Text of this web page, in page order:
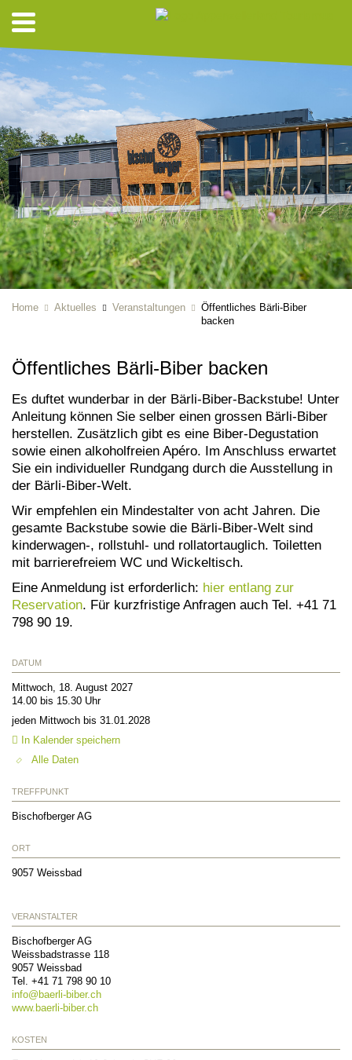
Home Aktuelles Veranstaltungen
Öffentliches Bärli-Biber
backen
Öffentliches Bärli-Biber backen
Es duftet wunderbar in der Bärli-Biber-Backstube! Unter
Anleitung können Sie selber einen grossen Bärli-Biber
herstellen. Zusätzlich gibt es eine Biber-Degustation
sowie einen alkoholfreien Apéro. Im Anschluss erwartet
Sie ein individueller Rundgang durch die Ausstellung in
der Bärli-Biber-Welt.
Wir empfehlen ein Mindestalter von acht Jahren. Die
gesamte Backstube sowie die Bärli-Biber-Welt sind
kinderwagen-, rollstuhl- und rollatortauglich. Toiletten
mit barrierefreiem WC und Wickeltisch.
Eine Anmeldung ist erforderlich: hier entlang zur
Reservation . Für kurzfristige Anfragen auch Tel. +41 71
798 90 19.
DATUM
Mittwoch, 18. August 2027
14.00 bis 15.30 Uhr
jeden Mittwoch bis 31.01.2028
In Kalender speichern
Alle Daten
TREFFPUNKT
Bischofberger AG
ORT
9057 Weissbad
VERANSTALTER
Bischofberger AG
Weissbadstrasse 118
9057 Weissbad
Tel. +41 71 798 90 10
info@ baerli-biber.ch
www.baerli-biber.ch
KOSTEN